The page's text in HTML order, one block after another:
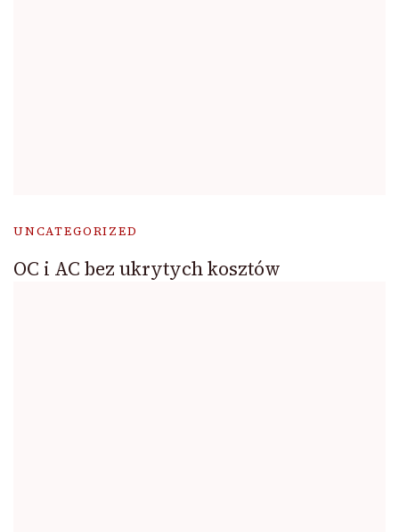
UNCATEGORIZED
OC i AC bez ukrytych kosztów